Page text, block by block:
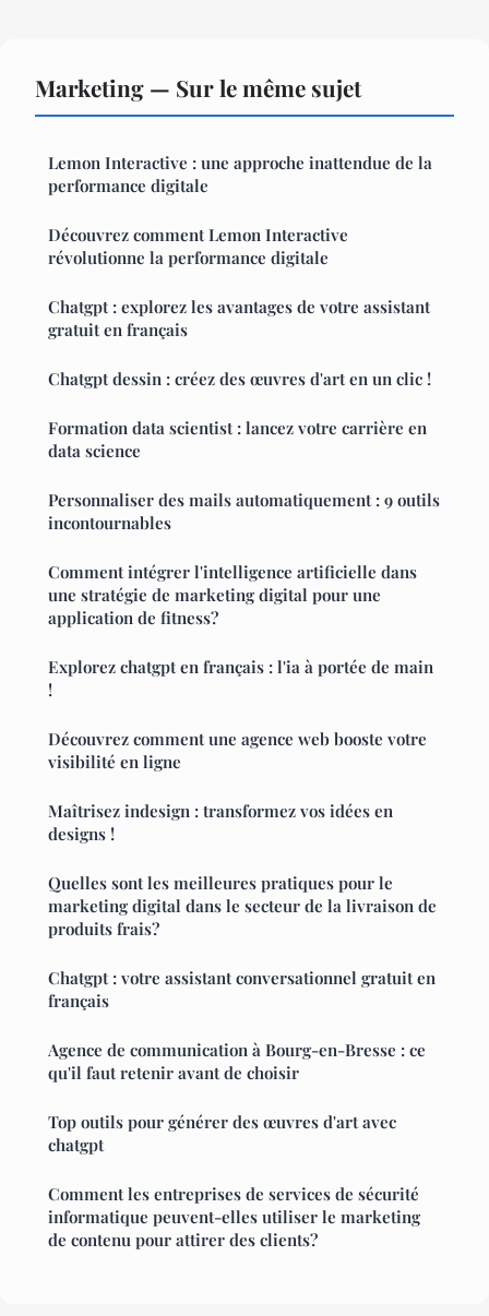
Marketing — Sur le même sujet
Lemon Interactive : une approche inattendue de la
performance digitale
Découvrez comment Lemon Interactive
révolutionne la performance digitale
Chatgpt : explorez les avantages de votre assistant
gratuit en français
Chatgpt dessin : créez des œuvres d'art en un clic !
Formation data scientist : lancez votre carrière en
data science
Personnaliser des mails automatiquement : 9 outils
incontournables
Comment intégrer l'intelligence artificielle dans
une stratégie de marketing digital pour une
application de fitness?
Explorez chatgpt en français : l'ia à portée de main
!
Découvrez comment une agence web booste votre
visibilité en ligne
Maîtrisez indesign : transformez vos idées en
designs !
Quelles sont les meilleures pratiques pour le
marketing digital dans le secteur de la livraison de
produits frais?
Chatgpt : votre assistant conversationnel gratuit en
français
Agence de communication à Bourg-en-Bresse : ce
qu'il faut retenir avant de choisir
Top outils pour générer des œuvres d'art avec
chatgpt
Comment les entreprises de services de sécurité
informatique peuvent-elles utiliser le marketing
de contenu pour attirer des clients?